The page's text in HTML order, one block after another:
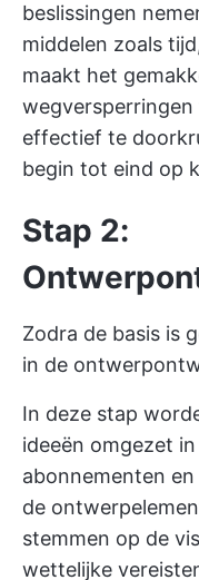
beslissingen
middelen zoals
maakt het
effectief te
begin tot eind op
Stap 2:
Zodra de basis is
in de
In deze stap
ideeën omgezet
abonnementen
de
stemmen op de
wettelijke